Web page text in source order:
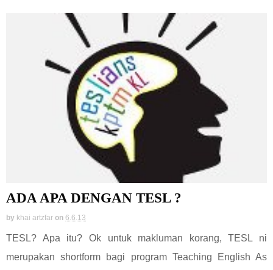
ADA APA DENGAN TESL ?
by khai artzfar on 6.6.13
TESL? Apa itu? Ok untuk makluman korang, TESL ni
merupakan shortform bagi program Teaching English As